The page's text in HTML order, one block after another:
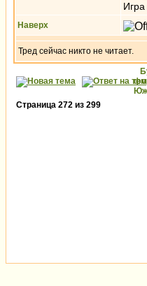
Игра
Наверх
Тред сейчас никто не читает.
Страница 272 из 299